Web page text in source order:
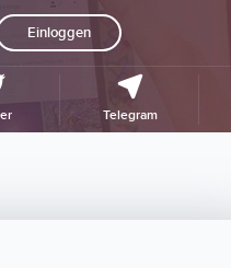
Einloggen
Telegram